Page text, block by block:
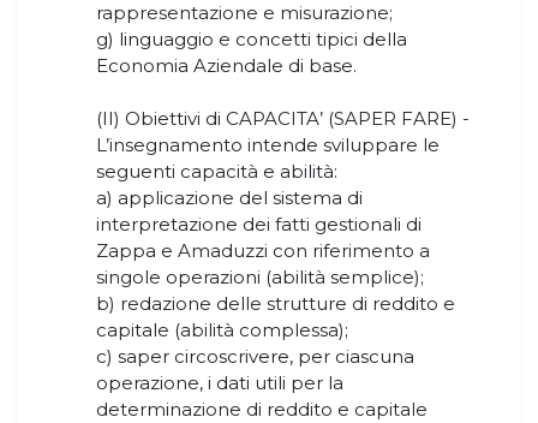
rappresentazione e misurazione;
g) linguaggio e concetti tipici della
Economia Aziendale di base.
(II) Obiettivi di CAPACITA’ (SAPER FARE) -
L’insegnamento intende sviluppare le
seguenti capacità e abilità:
a) applicazione del sistema di
interpretazione dei fatti gestionali di
Zappa e Amaduzzi con riferimento a
singole operazioni (abilità semplice);
b) redazione delle strutture di reddito e
capitale (abilità complessa);
c) saper circoscrivere, per ciascuna
operazione, i dati utili per la
determinazione di reddito e capitale